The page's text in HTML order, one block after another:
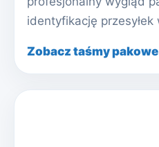
identyfikację przesyłek
Zobacz taśmy